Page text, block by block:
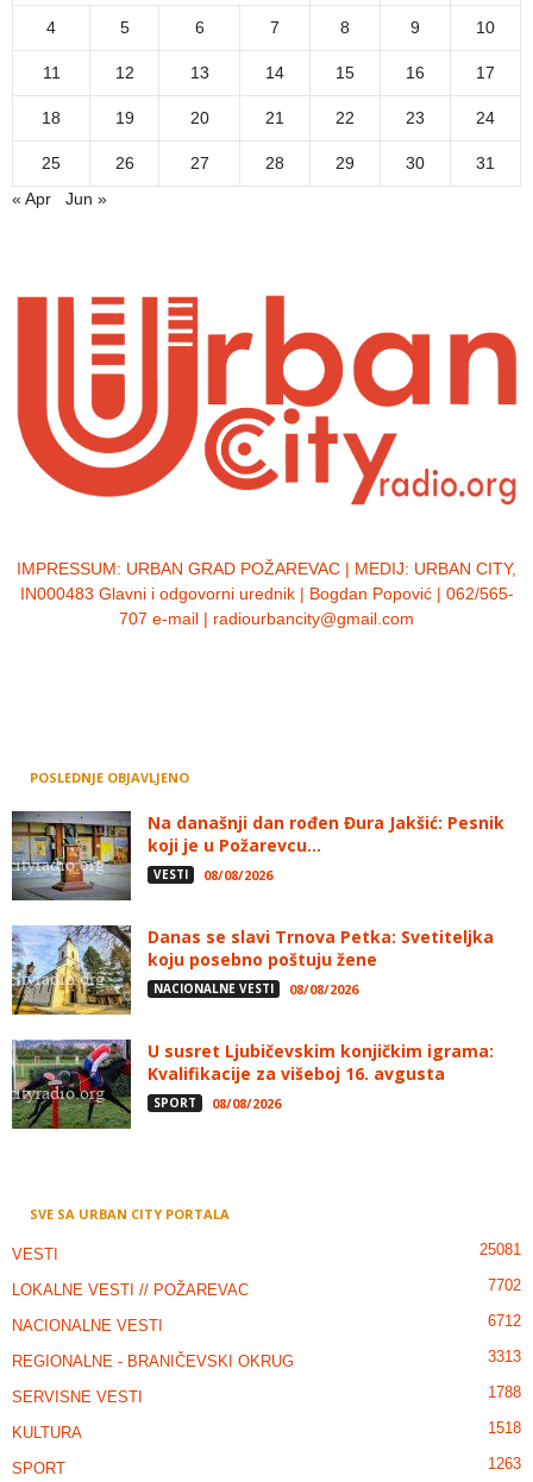
4 5 6 7 8 9 10
11 12 13 14 15 16 17
18 19 20 21 22 23 24
25 26 27 28 29 30
31
« Apr
Jun »
IMPRESSUM: URBAN GRAD POŽAREVAC | MEDIJ: URBAN CITY,
IN000483 Glavni i odgovorni urednik | Bogdan Popović | 062/565-
707 e-mail | radiourbancity@gmail.com
POSLEDNJE OBJAVLJENO
Na današnji dan rođen Đura Jakšić: Pesnik
koji je u Požarevcu...
VESTI 08/08/2026
Danas se slavi Trnova Petka: Svetiteljka
koju posebno poštuju žene
NACIONALNE VESTI 08/08/2026
U susret Ljubičevskim konjičkim igrama:
Kvalifikacije za višeboj 16. avgusta
SPORT 08/08/2026
SVE SA URBAN CITY PORTALA
VESTI 25081
LOKALNE VESTI // POŽAREVAC 7702
NACIONALNE VESTI 6712
REGIONALNE - BRANIČEVSKI OKRUG 3313
SERVISNE VESTI 1788
KULTURA 1518
SPORT 1263